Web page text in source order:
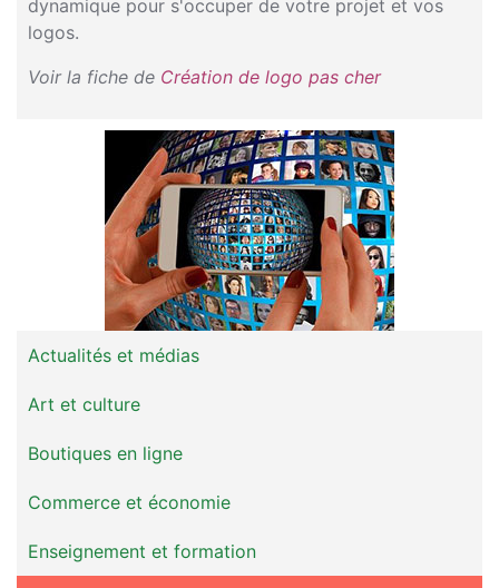
dynamique pour s'occuper de votre projet et vos
logos.
Voir la fiche de Création de logo pas cher
Actualités et médias
Art et culture
Boutiques en ligne
Commerce et économie
Enseignement et formation